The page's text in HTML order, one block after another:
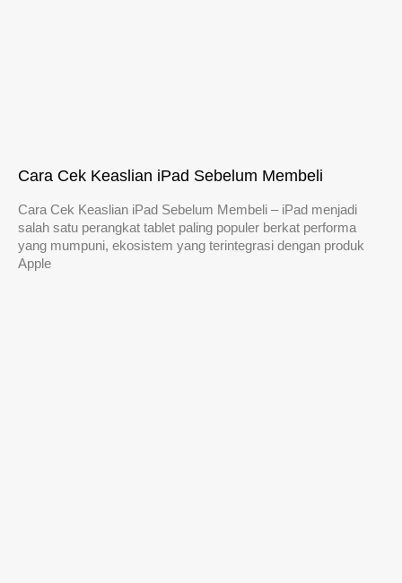
Cara Cek Keaslian iPad Sebelum Membeli
Cara Cek Keaslian iPad Sebelum Membeli – iPad menjadi
salah satu perangkat tablet paling populer berkat performa
yang mumpuni, ekosistem yang terintegrasi dengan produk
Apple